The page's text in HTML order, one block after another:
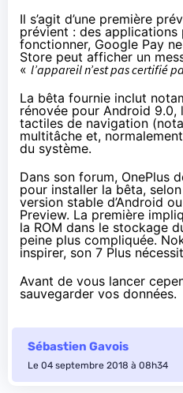
Il s’agit d’une première
prévient : des applications
fonctionner, Google Pay
Store peut afficher un
« l’appareil n’est pas certifié
La bêta fournie inclut
rénovée pour Android 9.0,
tactiles de navigation
multitâche et,
du système.
Dans son forum, OnePlus
pour installer la bêta,
version stable d’Android
Preview. La première
la ROM dans le stockage
peine plus compliquée.
inspirer, son 7 Plus
Avant de vous lancer
sauvegarder vos données.
Sébastien Gavois
Le 04 septembre 2018 à 08h34